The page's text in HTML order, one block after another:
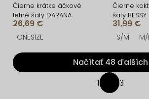
Čierne krátke áčkové
letné šaty DARANA
26,69 €
ONESIZE
Čierne
šaty BESSY
31,99 €
S/M M/
O
v
Načítať 48 ďalších
1 3